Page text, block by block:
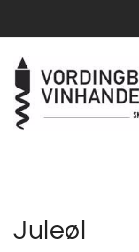
Juleøl